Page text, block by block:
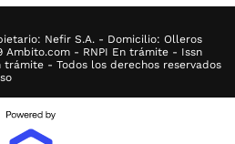
Nefir S.A. - Domicilio: Olleros
Ambito.com - RNPI En trámite - Issn
trámite - Todos los derechos reservados